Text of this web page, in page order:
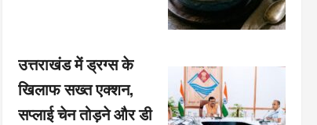
उत्तराखंड में ड्रग्स के
खिलाफ सख्त एक्शन,
सप्लाई चेन तोड़ने और डी